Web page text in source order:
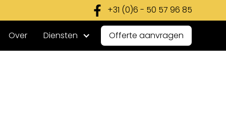
+31 (0)6 - 50 57 96 85
Over Diensten Offerte aanvragen